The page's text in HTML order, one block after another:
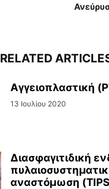
RELATED
Αγγειοπλαστική
13 Ιουλίου 2020
Διασφαγιτιδική
αναστόμωση